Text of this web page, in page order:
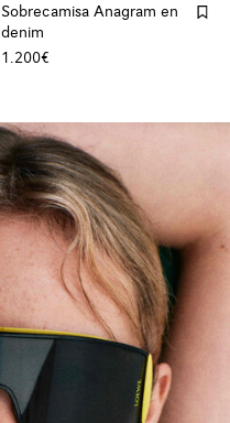
Sobrecamisa Anagram en
denim
1.200€